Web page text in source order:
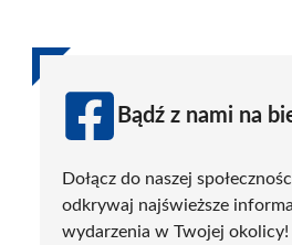
Bądź z nami na
Dołącz do naszej
odkrywaj najświeższe
wydarzenia w Twojej okolicy!